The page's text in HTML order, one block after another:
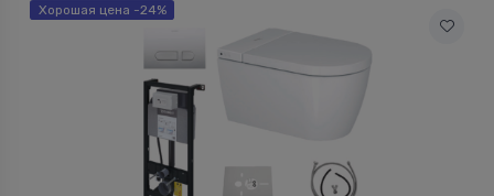
Хорошая цена -24%